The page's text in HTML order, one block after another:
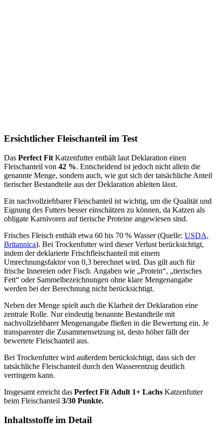
Ersichtlicher Fleischanteil im Test
Das Perfect Fit Katzenfutterenthält laut Deklaration einen
Fleischanteil von 42 %. Entscheidend ist jedoch nicht allein die
genannte Menge, sondern auch, wie gut sich der tatsächliche Anteil
tierischer Bestandteile aus der Deklaration ableiten lässt.
Ein nachvollziehbarer Fleischanteil ist wichtig, um die Qualität und
Eignung des Futters besser einschätzen zu können, da Katzen als
obligate Karnivoren auf tierische Proteine angewiesen sind.
Frisches Fleisch enthält etwa 60 bis 70 % Wasser (Quelle: USDA,
Britannica). Bei Trockenfutter wird dieser Verlust berücksichtigt,
indem der deklarierte Frischfleischanteil mit einem
Umrechnungsfaktor von 0,3 berechnet wird. Das gilt auch für
frische Innereien oder Fisch. Angaben wie „Protein“, „tierisches
Fett“ oder Sammelbezeichnungen ohne klare Mengenangabe
werden bei der Berechnung nicht berücksichtigt.
Neben der Menge spielt auch die Klarheit der Deklaration eine
zentrale Rolle. Nur eindeutig benannte Bestandteile mit
nachvollziehbarer Mengenangabe fließen in die Bewertung ein. Je
transparenter die Zusammensetzung ist, desto höher fällt der
bewertete Fleischanteil aus.
Bei Trockenfutter wird außerdem berücksichtigt, dass sich der
tatsächliche Fleischanteil durch den Wasserentzug deutlich
verringern kann.
Insgesamt erreicht das Perfect Fit Adult 1+ Lachs Katzenfutter
beim Fleischanteil 3/30 Punkte.
Inhaltsstoffe im Detail